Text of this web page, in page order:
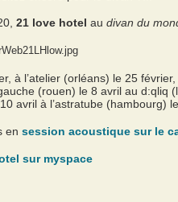
21 love hotel au divan du
à l’atelier (orléans) le 25
(rouen) le 8 avril au d:qliq
avril à l’astratube (hambourg)
en session acoustique sur le
sur myspace